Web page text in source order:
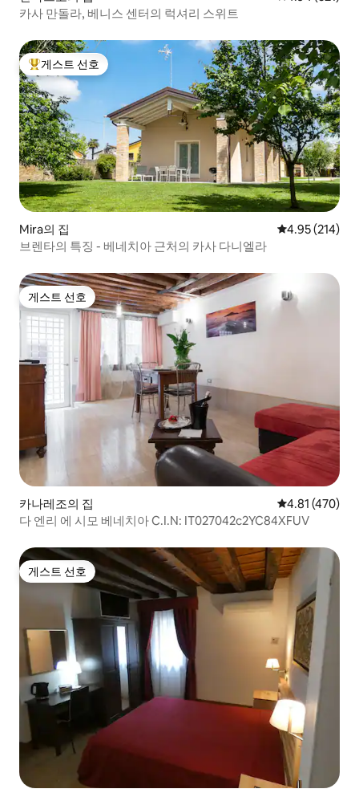
카사 만돌라, 베니스 센터의 럭셔리 스위트
상위 게스트 선호
게스트 선호
Mira의 집 평점 4.95점(5
4.95 (214)
브렌타의 특징 - 베네치아 근처의 카사 다니엘라
게스트 선호
게스트 선호
카나레조의 집 평점 4.81점(5
4.81 (470)
다 엔리 에 시모 베네치아 C.I.N: IT027042c2YC84XFUV
게스트 선호
게스트 선호